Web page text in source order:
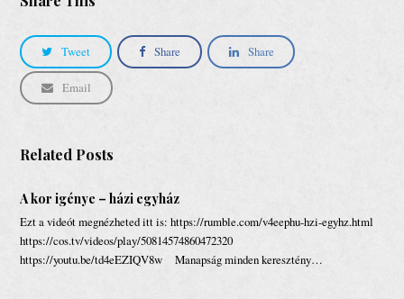
Tweet Share Share
Email
Related Posts
A kor igénye – házi egyház
Ezt a videót megnézheted itt is: https://rumble.com/v4eephu-hzi-egyhz.html
https://cos.tv/videos/play/50814574860472320
https://youtu.be/td4eEZIQV8w Manapság minden keresztény…